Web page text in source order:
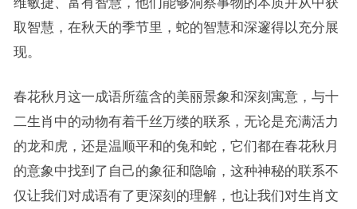
取智慧，在秋天的季节里，蛇的智慧和深邃得以充分展
现。
春花秋月这一成语所蕴含的美丽景象和深刻寓意，与十
二生肖中的动物有着千丝万缕的联系，无论是充满活力
的龙和虎，还是温顺平和的兔和蛇，它们都在春花秋月
的意象中找到了自己的象征和隐喻，这种神秘的联系不
仅让我们对成语有了更深刻的理解，也让我们对生肖文